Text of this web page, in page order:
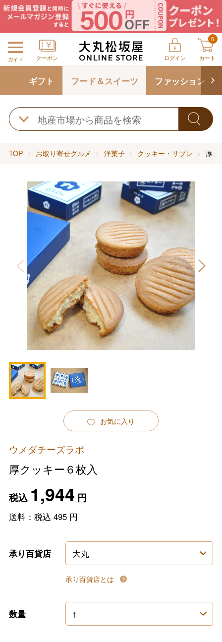
ガイド クーポン ログイン
0
カート
ギフト フード＆スイーツ ファッション
TOP お取り寄せグルメ 洋菓子 クッキー・サブレ 厚ク
お気に入り
ウメダチーズラボ
厚クッキー６枚入
税込 1,944 円
送料：税込 495円
承り百貨店
承り百貨店とは
数量